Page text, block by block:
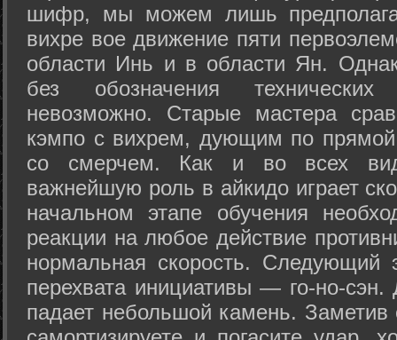
шифр, мы можем лишь
вихре вое движение пяти
области Инь и в области Ян.
без обозначения
невозможно. Старые мастера
кэмпо с вихрем, дующим по
со смерчем. Как и во всех
важнейшую роль в айкидо играет
начальном этапе обучения
реакции на любое действие
нормальная скорость.
перехвата инициативы — го-но-
падает небольшой камень.